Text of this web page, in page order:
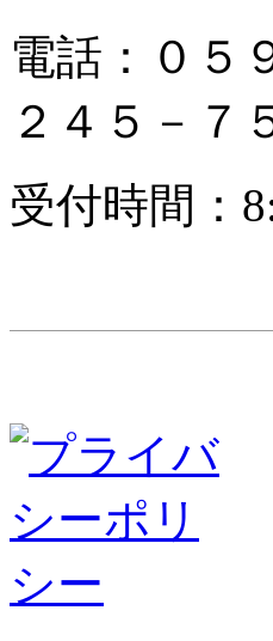
電話：０
２４５－７
受付時間：